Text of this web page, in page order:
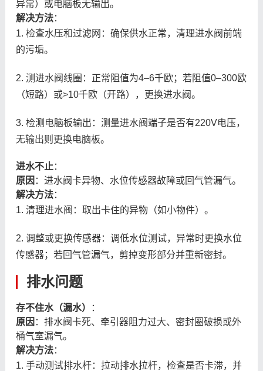
异常）或电脑板无输出。
解决方法：
1. 检查水压和过滤网：确保供水正常，清理进水阀前端
的污垢。
2. 测进水阀线圈：正常阻值为4–6千欧；若阻值0–300欧
（短路）或>10千欧（开路），更换进水阀。
3. 检测电脑板输出：测量进水阀端子是否有220V电压，
无输出则更换电脑板。
进水不止：
原因 ：进水阀卡异物、水位传感器故障或回气管漏气。
解决方法：
1. 清理进水阀：取出卡住的异物（如小物件）。
2. 调整或更换传感器：调低水位测试，异常时更换水位
传感器；若回气管漏气，剪掉变形部分并重新密封。
排水问题
存不住水（漏水）
：
原因 ：排水阀卡死、牵引器阻力过大、密封圈破损或外
桶气室漏气。
解决方法：
1. 手动测试排水杆：拉动排水拉杆，检查是否卡滞，并